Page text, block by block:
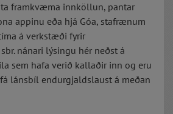
framkvæma innköllun, pantar
appinu eða hjá Góa, stafrænum
á verkstæði fyrir
nánari lýsingu hér neðst á
sem hafa verið kallaðir inn og eru
lánsbíl endurgjaldslaust á meðan